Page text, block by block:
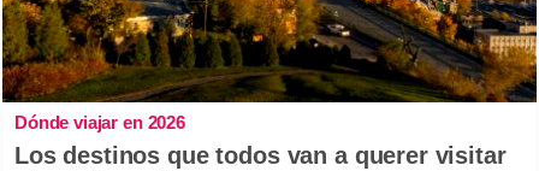
Dónde viajar en 2026
Los destinos que todos van a querer visitar